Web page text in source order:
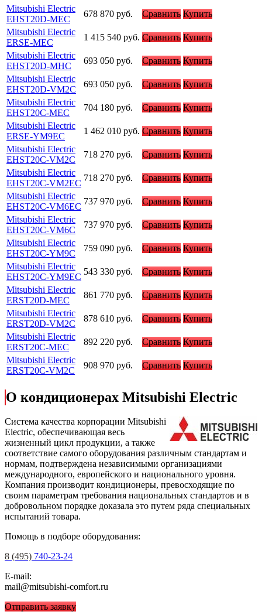
Mitsubishi Electric
EHST20D-MEC
678 870 руб. Сравнить Купить
Mitsubishi Electric
ERSE-MEC
1 415 540 руб. Сравнить Купить
Mitsubishi Electric
EHST20D-MHC
693 050 руб. Сравнить Купить
Mitsubishi Electric
EHST20D-VM2C
693 050 руб. Сравнить Купить
Mitsubishi Electric
EHST20C-MEC
704 180 руб. Сравнить Купить
Mitsubishi Electric
ERSE-YM9EC
1 462 010 руб. Сравнить Купить
Mitsubishi Electric
EHST20C-VM2C
718 270 руб. Сравнить Купить
Mitsubishi Electric
EHST20C-VM2EC
718 270 руб. Сравнить Купить
Mitsubishi Electric
EHST20C-VM6EC
737 970 руб. Сравнить Купить
Mitsubishi Electric
EHST20C-VM6C
737 970 руб. Сравнить Купить
Mitsubishi Electric
EHST20C-YM9C
759 090 руб. Сравнить Купить
Mitsubishi Electric
EHST20C-YM9EC
543 330 руб. Сравнить Купить
Mitsubishi Electric
ERST20D-MEC
861 770 руб. Сравнить Купить
Mitsubishi Electric
ERST20D-VM2C
878 610 руб. Сравнить Купить
Mitsubishi Electric
ERST20C-MEC
892 220 руб. Сравнить Купить
Mitsubishi Electric
ERST20C-VM2C
908 970 руб. Сравнить Купить
О кондиционерах Mitsubishi Electric
Cистема качества корпорации Mitsubishi
Electric, обеспечивающая весь
жизненный цикл продукции, а также
соответствие самого оборудования различным стандартам и
нормам, подтверждена независимыми организациями
международного, европейского и национального уровня.
Компания производит кондиционеры, превосходящие по
своим параметрам требования национальных стандартов и в
добровольном порядке доказала это путем ряда специальных
испытаний товара.
Помощь в подборе оборудования:
8 (495) 740-23-24
E-mail:
mail@mitsubishi-comfort.ru
Отправить заявку